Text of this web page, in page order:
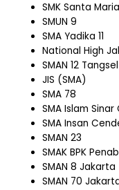
SMK Santa Maria
SMUN 9
SMA Yadika 11
National High
SMAN 12 Tangsel
JIS (SMA)
SMA 78
SMA Islam
SMA Insan
SMAN 23
SMAK BPK
SMAN 8 Jakarta
SMAN 70